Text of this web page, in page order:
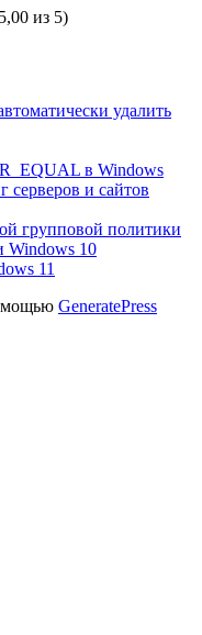
из 5)
удалить
в Windows
и сайтов
групповой политики
Windows 10
11
GeneratePress